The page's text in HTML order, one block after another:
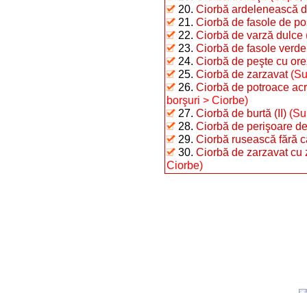
20. Ciorbă ardelenească
21. Ciorbă de fasole de
22. Ciorbă de varză dulce
23. Ciorbă de fasole
24. Ciorbă de peşte cu
25. Ciorbă de zarzavat
26. Ciorbă de potroace
borşuri > Ciorbe)
27. Ciorbă de burtă (II)
28. Ciorbă de perişoare
29. Ciorbă rusească fără
30. Ciorbă de zarzavat cu
Ciorbe)